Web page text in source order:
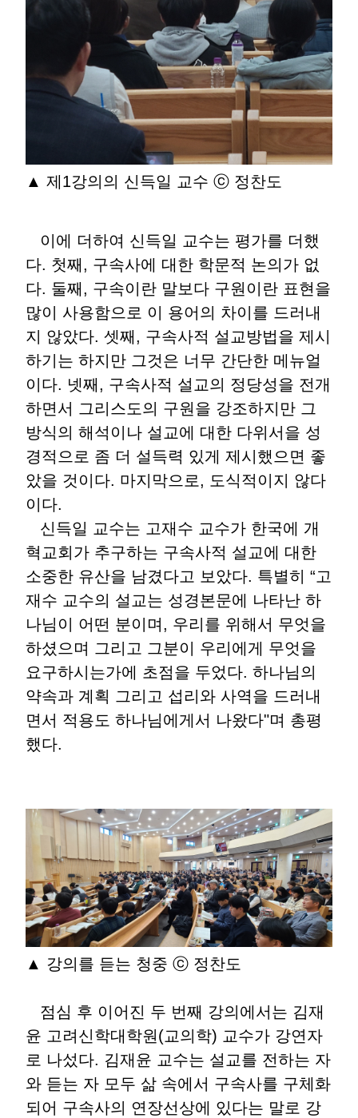
▲ 제1강의의 신득일 교수 ⓒ 정찬도
이에 더하여 신득일 교수는 평가를 더했
다. 첫째, 구속사에 대한 학문적 논의가 없
다. 둘째, 구속이란 말보다 구원이란 표현을
많이 사용함으로 이 용어의 차이를 드러내
지 않았다. 셋째, 구속사적 설교방법을 제시
하기는 하지만 그것은 너무 간단한 메뉴얼
이다. 넷째, 구속사적 설교의 정당성을 전개
하면서 그리스도의 구원을 강조하지만 그
방식의 해석이나 설교에 대한 다위서을 성
경적으로 좀 더 설득력 있게 제시했으면 좋
았을 것이다. 마지막으로, 도식적이지 않다
이다.
신득일 교수는 고재수 교수가 한국에 개
혁교회가 추구하는 구속사적 설교에 대한
소중한 유산을 남겼다고 보았다. 특별히 “고
재수 교수의 설교는 성경본문에 나타난 하
나님이 어떤 분이며, 우리를 위해서 무엇을
하셨으며 그리고 그분이 우리에게 무엇을
요구하시는가에 초점을 두었다. 하나님의
약속과 계획 그리고 섭리와 사역을 드러내
면서 적용도 하나님에게서 나왔다"며 총평
했다.
▲ 강의를 듣는 청중 ⓒ 정찬도
점심 후 이어진 두 번째 강의에서는 김재
윤 고려신학대학원(교의학) 교수가 강연자
로 나섰다. 김재윤 교수는 설교를 전하는 자
와 듣는 자 모두 삶 속에서 구속사를 구체화
되어 구속사의 연장선상에 있다는 말로 강